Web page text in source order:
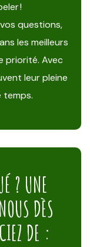
!
questions,
les meilleurs
priorité. Avec
leur pleine
temps.
? UNE
DÈS
DE :